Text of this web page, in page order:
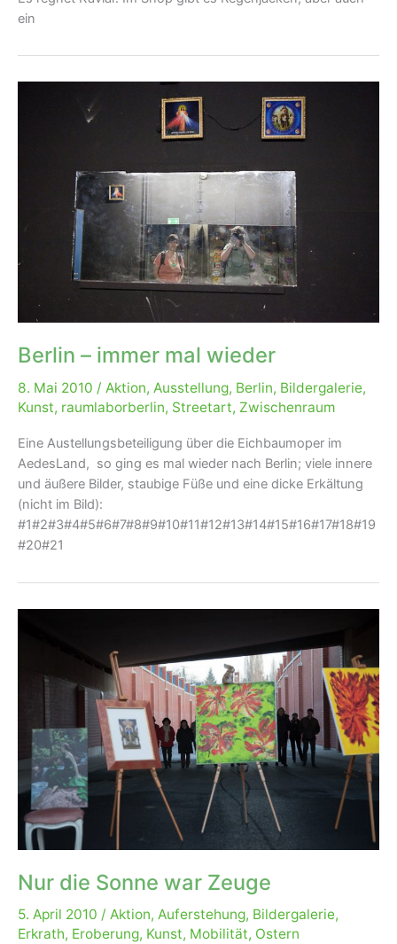
ein
Berlin – immer mal wieder
8. Mai 2010 / Aktion, Ausstellung, Berlin, Bildergalerie,
Kunst, raumlaborberlin, Streetart, Zwischenraum
Eine Austellungsbeteiligung über die Eichbaumoper im
AedesLand, so ging es mal wieder nach Berlin; viele innere
und äußere Bilder, staubige Füße und eine dicke Erkältung
(nicht im Bild):
#1#2#3#4#5#6#7#8#9#10#11#12#13#14#15#16#17#18#19
#20#21
Nur die Sonne war Zeuge
5. April 2010 / Aktion, Auferstehung, Bildergalerie,
Erkrath, Eroberung, Kunst, Mobilität, Ostern